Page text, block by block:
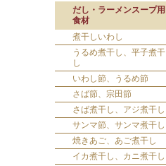
だし・ラーメンスープ用
食材
煮干しいわし
うるめ煮干し、平子煮干
し
いわし節、うるめ節
さば節、宗田節
さば煮干し、アジ煮干し
サンマ節、サンマ煮干し
焼きあご、あご煮干し
イカ煮干し、カニ煮干し